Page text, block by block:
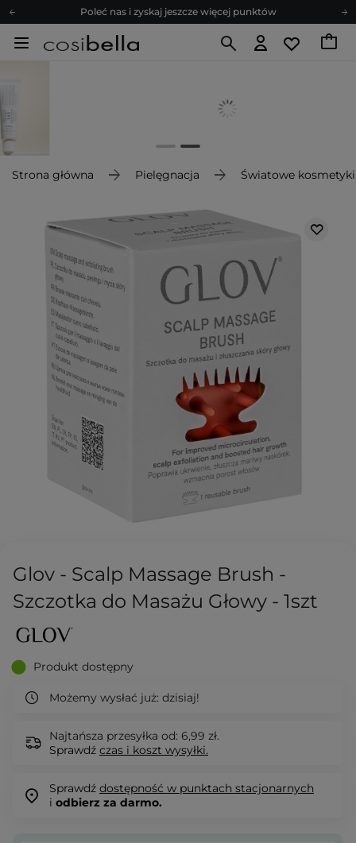
Poleć nas i zyskaj jeszcze więcej punktów
Zapisz się na newsletter pełen porad
Poleć nas i zyskaj jeszcze więcej punktów
Strona główna Pielęgnacja Światowe kosmetyki
Glov - Scalp Massage Brush -
Szczotka do Masażu Głowy - 1szt
Produkt dostępny
Możemy wysłać już: dzisiaj!
Najtańsza przesyłka od: 6,99 zł.
Sprawdź czas i koszt wysyłki.
Sprawdź dostępność w punktach stacjonarnych
i odbierz za darmo.